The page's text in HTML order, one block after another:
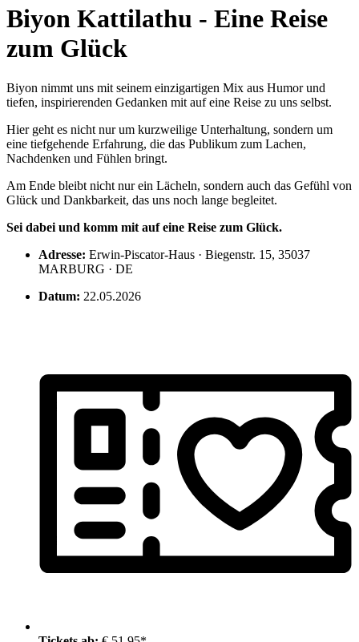
Biyon Kattilathu - Eine Reise
zum Glück
Biyon nimmt uns mit seinem einzigartigen Mix aus Humor und
tiefen, inspirierenden Gedanken mit auf eine Reise zu uns selbst.
Hier geht es nicht nur um kurzweilige Unterhaltung, sondern um
eine tiefgehende Erfahrung, die das Publikum zum Lachen,
Nachdenken und Fühlen bringt.
Am Ende bleibt nicht nur ein Lächeln, sondern auch das Gefühl von
Glück und Dankbarkeit, das uns noch lange begleitet.
Sei dabei und komm mit auf eine Reise zum Glück.
Adresse: Erwin-Piscator-Haus · Biegenstr. 15, 35037
MARBURG · DE
Datum: 22.05.2026